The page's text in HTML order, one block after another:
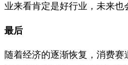
业来看肯定是好行业，未来也
最后
随着经济的逐渐恢复，消费赛